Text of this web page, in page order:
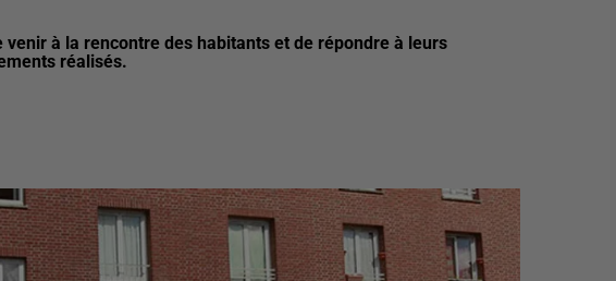
à la rencontre des habitants et de répondre à leurs
réalisés.